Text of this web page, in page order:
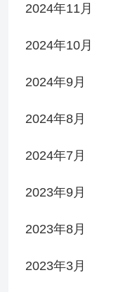
2024年11月
2024年10月
2024年9月
2024年8月
2024年7月
2023年9月
2023年8月
2023年3月